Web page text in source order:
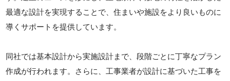
最適な設計を実現することで、住まいや施設をより良いものに
導くサポートを提供しています。
同社では基本設計から実施設計まで、段階ごとに丁寧なプラン
作成が行われます。さらに、工事業者が設計に基づいた工事を